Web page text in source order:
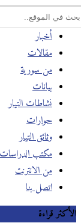
أخبار
مقالات
من سورية
بيانات
نشاطات التيار
حوارات
وثائق التيار
مكتب
من الانترنت
اتصل بنا
الأكثر قراءة